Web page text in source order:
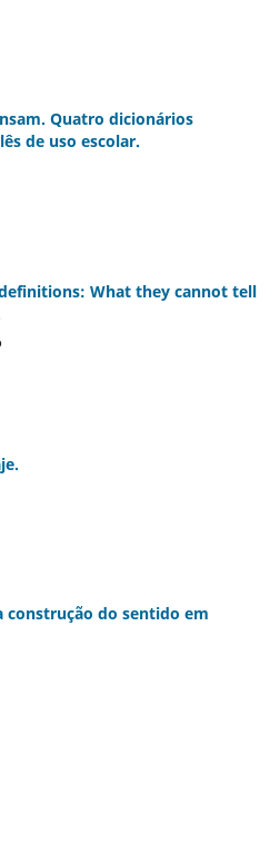
Quatro dicionários
de uso escolar.
What they cannot tell
do sentido em